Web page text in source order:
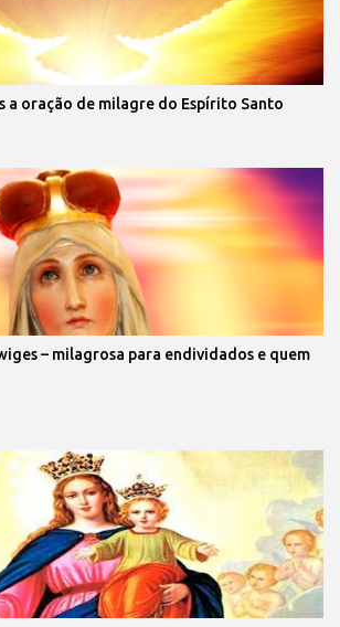
a oração de milagre do Espírito Santo
– milagrosa para endividados e quem